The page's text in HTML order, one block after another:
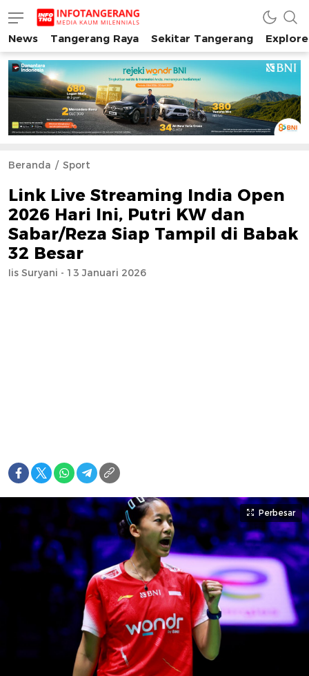
INFO TANGERANG
Media Kaum Millenials Tangerang Raya
News Tangerang Raya Sekitar Tangerang
Beranda Sport
Link Live Streaming India Open
2026 Hari Ini, Putri KW dan
Sabar/Reza Siap Tampil di Babak
32 Besar
Iis Suryani - 13 Januari 2026
Perbesar